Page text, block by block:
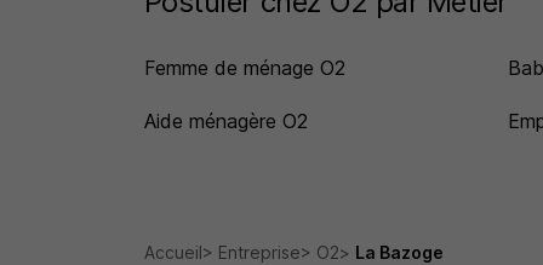
Femme de ménage O2
Aide ménagère O2
Accueil Entreprise O2 La Bazoge